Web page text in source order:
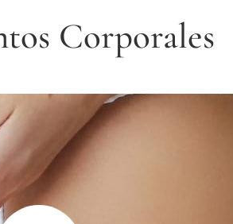
Corporales